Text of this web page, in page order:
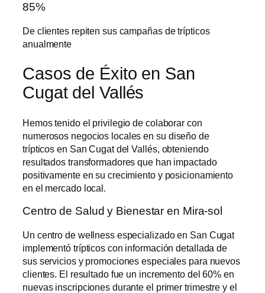
85%
De clientes repiten sus campañas de trípticos
anualmente
Casos de Éxito en San
Cugat del Vallés
Hemos tenido el privilegio de colaborar con
numerosos negocios locales en su diseño de
trípticos en San Cugat del Vallés, obteniendo
resultados transformadores que han impactado
positivamente en su crecimiento y posicionamiento
en el mercado local.
Centro de Salud y Bienestar en Mira-sol
Un centro de wellness especializado en San Cugat
implementó trípticos con información detallada de
sus servicios y promociones especiales para nuevos
clientes. El resultado fue un incremento del 60% en
nuevas inscripciones durante el primer trimestre y el